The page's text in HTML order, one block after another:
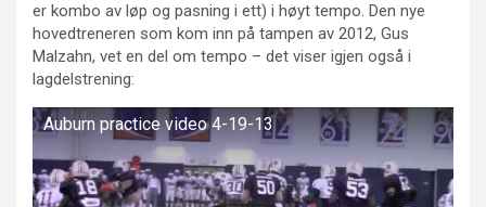
er kombo av løp og pasning i ett) i høyt tempo. Den nye
hovedtreneren som kom inn på tampen av 2012, Gus
Malzahn, vet en del om tempo – det viser igjen også i
lagdelstrening:
Auburn practice video 4-19-13